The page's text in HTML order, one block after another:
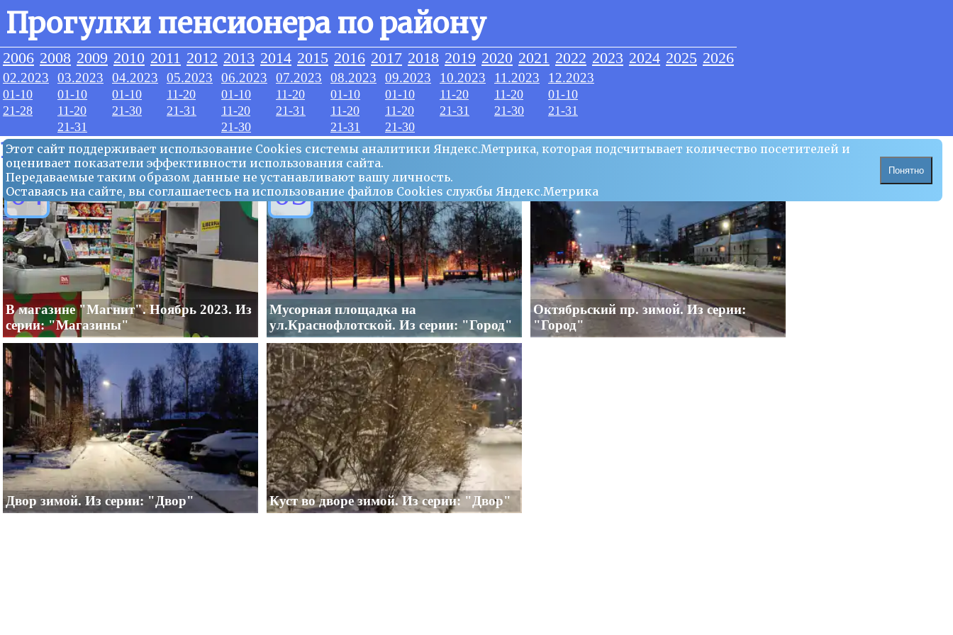
Прогулки пенсионера по району
2006 2008 2009 2010 2011 2012 2013 2014 2015 2016 2017 2018 2019 2020 2021 2022 2023 2024 2025 2026
02.2023
01-10
21-28
03.2023
01-10
11-20
21-31
04.2023
01-10
21-30
05.2023
11-20
21-31
06.2023
01-10
11-20
21-30
07.2023
11-20
21-31
08.2023
01-10
11-20
21-31
09.2023
01-10
11-20
21-30
10.2023
11-20
21-31
11.2023
11-20
21-30
12.2023
01-10
21-31
Этот сайт поддерживает использование Сookies системы аналитики Яндекс.Метрика, которая подсчитывает количество посетителей и
оценивает показатели эффективности использования сайта.
Передаваемые таким образом данные не устанавливают вашу личность.
Оставаясь на сайте, вы соглашаетесь на использование файлов Сookies службы Яндекс.Метрика
Понятно
12.2023
04
В магазине "Магнит". Ноябрь 2023. Из
серии: "Магазины"
05
Мусорная площадка на
ул.Краснофлотской. Из серии: "Город"
Октябрьский пр. зимой. Из серии:
"Город"
Двор зимой. Из серии: "Двор" Куст во дворе зимой. Из серии: "Двор"